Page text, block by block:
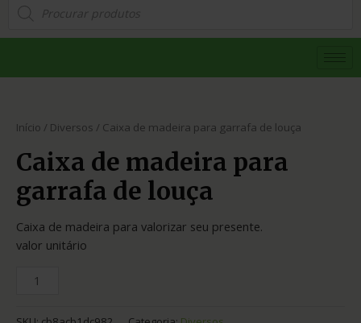
Início / Diversos / Caixa de madeira para garrafa de louça
Caixa de madeira para
garrafa de louça
Caixa de madeira para valorizar seu presente.
valor unitário